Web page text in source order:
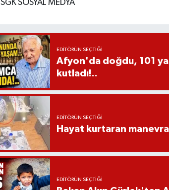
SGK SOSYAL MEDYA
EDITÖRÜN SEÇTIĞI
Afyon'da doğdu, 101
kutladı!..
EDITÖRÜN SEÇTIĞI
Hayat kurtaran
EDITÖRÜN SEÇTIĞI